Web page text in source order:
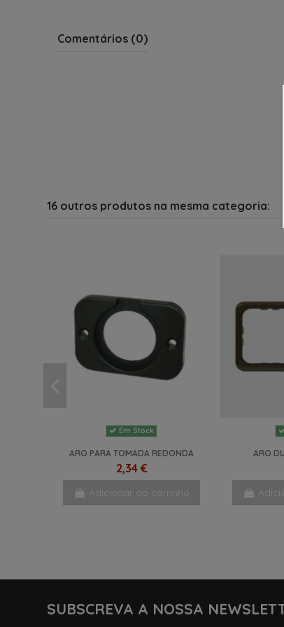
Comentários (0)
16 outros produtos na mesma categoria:
Em Stock
ARO PARA TOMADA REDONDA
2,34 €
Adicionar ao carrinho
ARO
SUBSCREVA A NOSSA